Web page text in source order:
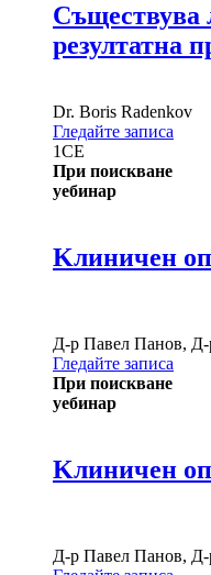
Съществува
резултатна
Dr. Boris Radenkov
Гледайте записа
1CE
При поискване
уебинар
Kлиничен
Д-р Павел Панов, Д-
Гледайте записа
При поискване
уебинар
Kлиничен
Д-р Павел Панов, Д-